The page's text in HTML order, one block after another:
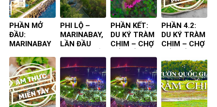
PHẦN MỞ
ĐẦU:
MARINABAY
LẦN ĐẦU
TIÊN TA ĐẾN
PHI LỘ –
MARINABAY,
LẦN ĐẦU
PHẦN KẾT:
DU KÝ TRÀM
CHIM – CHỢ
THỰC
CHUYẾN ĐI
PHẦN 4.2:
DU KÝ TRÀM
CHIM – CHỢ
THỰC
CHUYẾN ĐI